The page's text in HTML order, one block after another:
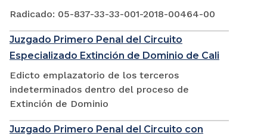
Radicado: 05-837-33-33-001-2018-00464-00
Juzgado Primero Penal del Circuito
Especializado Extinción de Dominio de Cali
Edicto emplazatorio de los terceros
indeterminados dentro del proceso de
Extinción de Dominio
Juzgado Primero Penal del Circuito con